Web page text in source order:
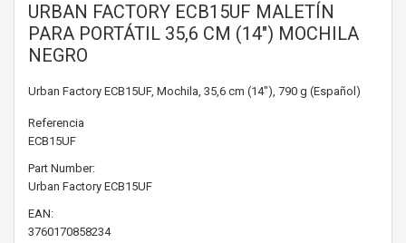
URBAN FACTORY ECB15UF MALETÍN
PARA PORTÁTIL 35,6 CM (14") MOCHILA
NEGRO
Urban Factory ECB15UF, Mochila, 35,6 cm (14"), 790 g (Español)
Referencia
ECB15UF
Part Number:
Urban Factory ECB15UF
EAN:
3760170858234